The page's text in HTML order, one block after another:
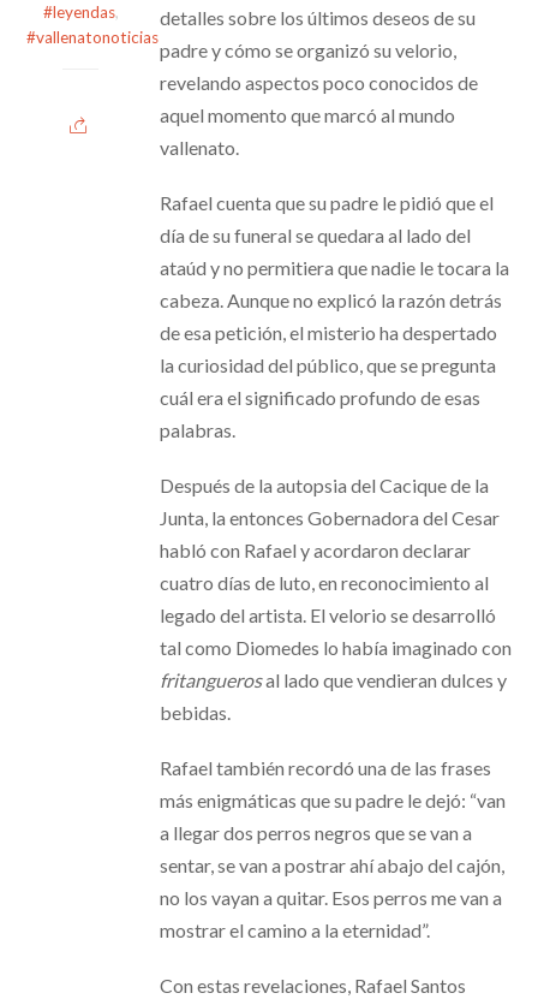
#leyendas,
#vallenatonoticias
detalles sobre los últimos deseos de su
padre y cómo se organizó su velorio,
revelando aspectos poco conocidos de
aquel momento que marcó al mundo
vallenato.
Rafael cuenta que su padre le pidió que el
día de su funeral se quedara al lado del
ataúd y no permitiera que nadie le tocara la
cabeza. Aunque no explicó la razón detrás
de esa petición, el misterio ha despertado
la curiosidad del público, que se pregunta
cuál era el significado profundo de esas
palabras.
Después de la autopsia del Cacique de la
Junta, la entonces Gobernadora del Cesar
habló con Rafael y acordaron declarar
cuatro días de luto, en reconocimiento al
legado del artista. El velorio se desarrolló
tal como Diomedes lo había imaginado con
fritanguerosal lado que vendieran dulces y
bebidas.
Rafael también recordó una de las frases
más enigmáticas que su padre le dejó: “van
a llegar dos perros negros que se van a
sentar, se van a postrar ahí abajo del cajón,
no los vayan a quitar. Esos perros me van a
mostrar el camino a la eternidad”.
Con estas revelaciones, Rafael Santos